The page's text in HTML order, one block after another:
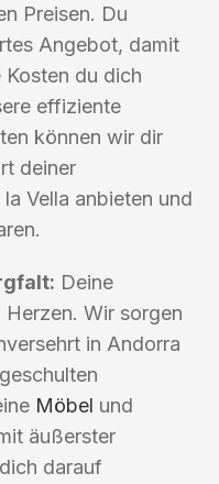
Preisen. Du
Angebot, damit
du dich
effiziente
können wir dir
deiner
Vella anbieten und
Deine
Wir sorgen
in Andorra
Möbel und
äußerster
darauf